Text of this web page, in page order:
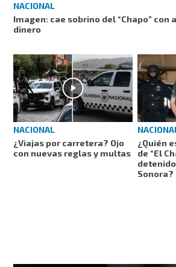
NACIONAL
Imagen: cae sobrino del “Chapo” con
dinero
NACIONAL
¿Viajas por carretera? Ojo
con nuevas reglas y multas
¿Quién
de “El
Sonora?